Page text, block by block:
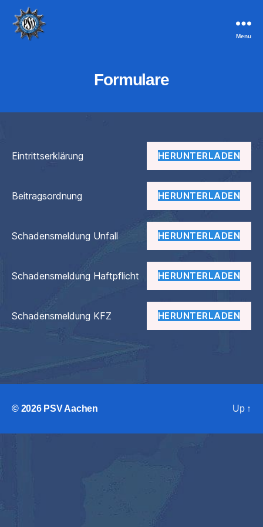
Menu
Formulare
Eintrittserklärung HERUNTERLADEN
Beitragsordnung HERUNTERLADEN
Schadensmeldung Unfall HERUNTERLADEN
Schadensmeldung Haftpflicht HERUNTERLADEN
Schadensmeldung KFZ HERUNTERLADEN
© 2026 PSV Aachen Up ↑